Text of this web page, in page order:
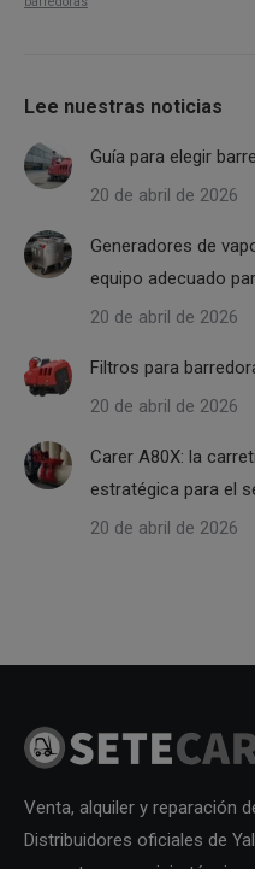
Lee nuestras noticias
Guía para elegir
20 de abril de 2026
Generadores de
equipo adecuado
20 de abril de 2026
Filtros para
20 de abril de 2026
Carer A80X: la
estratégica para el
20 de abril de 2026
Venta, alquiler y reparación
Distribuidores oficiales de